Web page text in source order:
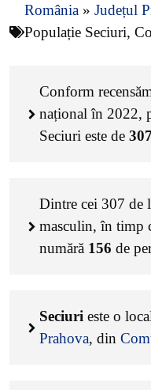
România » Județul
Populație Seciuri,
Conform
național în 2022,
Seciuri este de 307
Dintre cei 307 de
masculin, în timp
numără 156 de
Seciuri este o
Prahova, din